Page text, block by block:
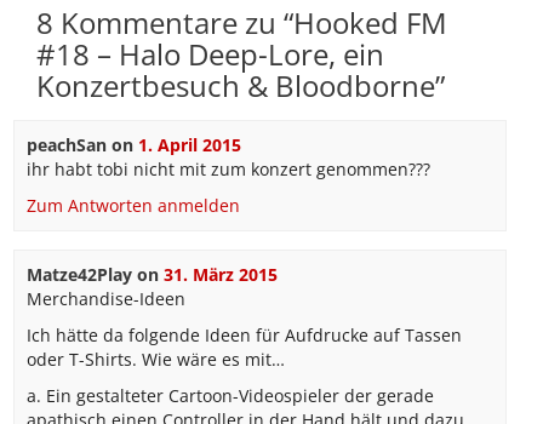
8 Kommentare zu “Hooked FM
#18 – Halo Deep-Lore, ein
Konzertbesuch & Bloodborne”
peachSanon 1. April 2015
ihr habt tobi nicht mit zum konzert genommen???
Zum Antworten anmelden
Matze42Playon 31. März 2015
Merchandise-Ideen
Ich hätte da folgende Ideen für Aufdrucke auf Tassen
oder T-Shirts. Wie wäre es mit…
a. Ein gestalteter Cartoon-Videospieler der gerade